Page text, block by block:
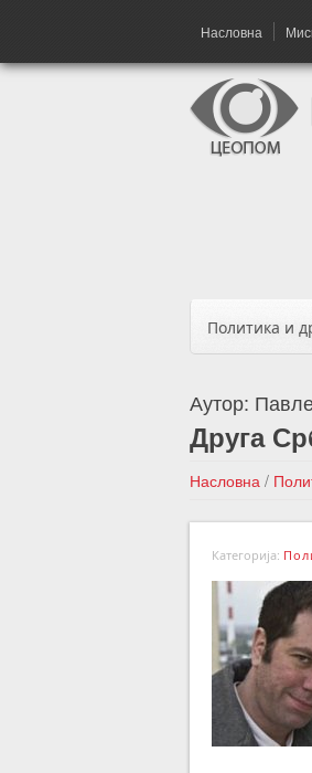
Насловна
Политика и
Аутор:
Друга
Насловна /
Категорија: